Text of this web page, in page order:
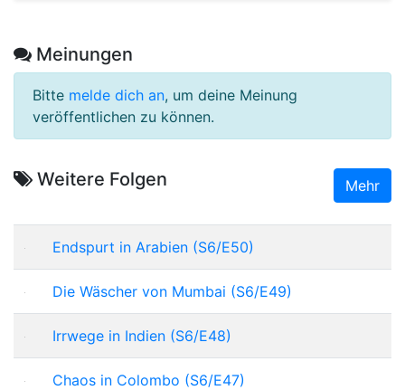
Meinungen
Bitte melde dich an, um deine Meinung
veröffentlichen zu können.
Weitere Folgen Mehr
Endspurt in Arabien (S6/E50)
Die Wäscher von Mumbai (S6/E49)
Irrwege in Indien (S6/E48)
Chaos in Colombo (S6/E47)